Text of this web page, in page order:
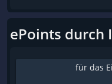
ePoints durch
für das